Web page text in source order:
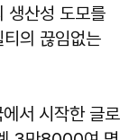
생산성 도모를
의 끊임없는
서 시작한 글로